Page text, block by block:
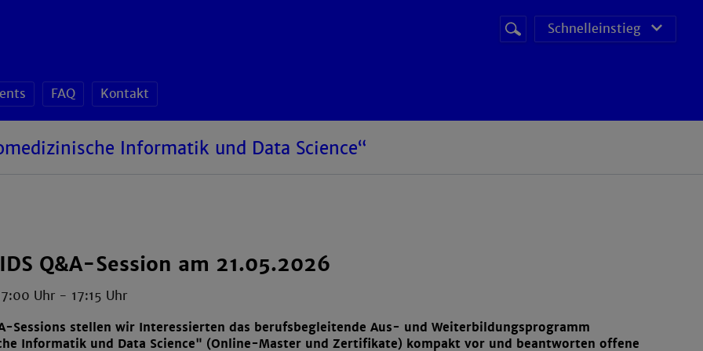
Suchbegriff
Suche
starten
Schnelleinstieg
FAQ Kontakt
Informatik und Data Science“
Q&A-Session am 21.05.2026
Uhr - 17:15 Uhr
Sessions stellen wir Interessierten das berufsbegleitende Aus- und Weiterbildungsprogramm
Informatik und Data Science" (Online-Master und Zertifikate) kompakt vor und beantworten offene